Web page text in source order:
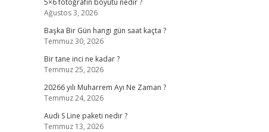
5×6 fotoğrafın boyutu nedir ?
Ağustos 3, 2026
Başka Bir Gün hangi gün saat kaçta ?
Temmuz 30, 2026
Bir tane inci ne kadar ?
Temmuz 25, 2026
20266 yılı Muharrem Ayı Ne Zaman ?
Temmuz 24, 2026
Audi S Line paketi nedir ?
Temmuz 13, 2026